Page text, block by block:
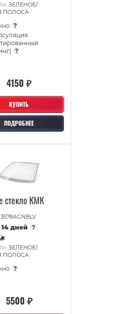
КУПИТЬ
ПОДРОБНЕЕ
ЗЕЛЕНОЕ/
ПОЛОСА
?
?
4150 ₽
стекло КМК
3578AGNBLV
14 дней ?
ЗЕЛЕНОЕ/
ПОЛОСА
?
5500 ₽